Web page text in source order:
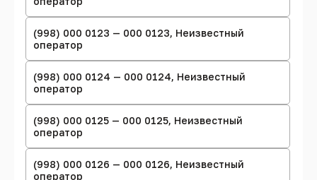
(998) 000 0123 — 000 0123, Неизвестный
оператор
(998) 000 0124 — 000 0124, Неизвестный
оператор
(998) 000 0125 — 000 0125, Неизвестный
оператор
(998) 000 0126 — 000 0126, Неизвестный
оператор